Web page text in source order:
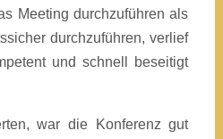
Meeting durchzuführen als
durchzuführen, verlief
und schnell beseitigt
war die Konferenz gut